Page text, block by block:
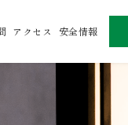
アクセス 安全情報